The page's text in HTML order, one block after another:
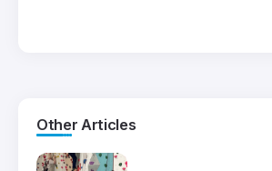
Other Articles